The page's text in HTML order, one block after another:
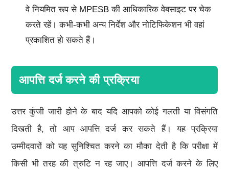
वे नियमित रूप से MPESB की आधिकारिक वेबसाइट पर चेक
करते रहें। कभी-कभी अन्य निर्देश और नोटिफिकेशन भी वहां
प्रकाशित हो सकते हैं।
आपत्ति दर्ज करने की प्रक्रिया
उत्तर कुंजी जारी होने के बाद यदि आपको कोई गलती या विसंगति
दिखती है, तो आप आपत्ति दर्ज कर सकते हैं। यह प्रक्रिया
उम्मीदवारों को यह सुनिश्चित करने का मौका देती है कि परीक्षा में
किसी भी तरह की त्रुटि न रह जाए। आपत्ति दर्ज करने के लिए